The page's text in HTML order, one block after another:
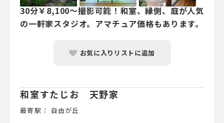
30分￥8,100～撮影可能！和室、縁側、庭が人気
の一軒家スタジオ。アマチュア価格もあります。
お気に入りリストに追加
和室すたじお 天野家
最寄駅： 自由が丘